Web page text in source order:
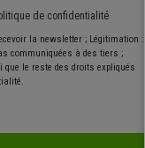
de confidentialité
la newsletter ; Légitimation :
communiquées à des tiers ;
le reste des droits expliqués